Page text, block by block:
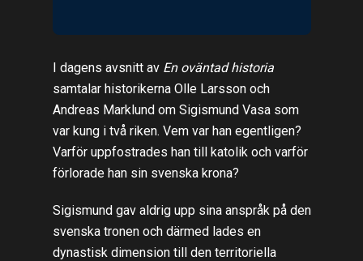
I dagens avsnitt av En oväntad historia
samtalar historikerna Olle Larsson och
Andreas Marklund om Sigismund Vasa som
var kung i två riken. Vem var han egentligen?
Varför uppfostrades han till katolik och varför
förlorade han sin svenska krona?
Sigismund gav aldrig upp sina anspråk på den
svenska tronen och därmed lades en
dynastisk dimension till den territoriella